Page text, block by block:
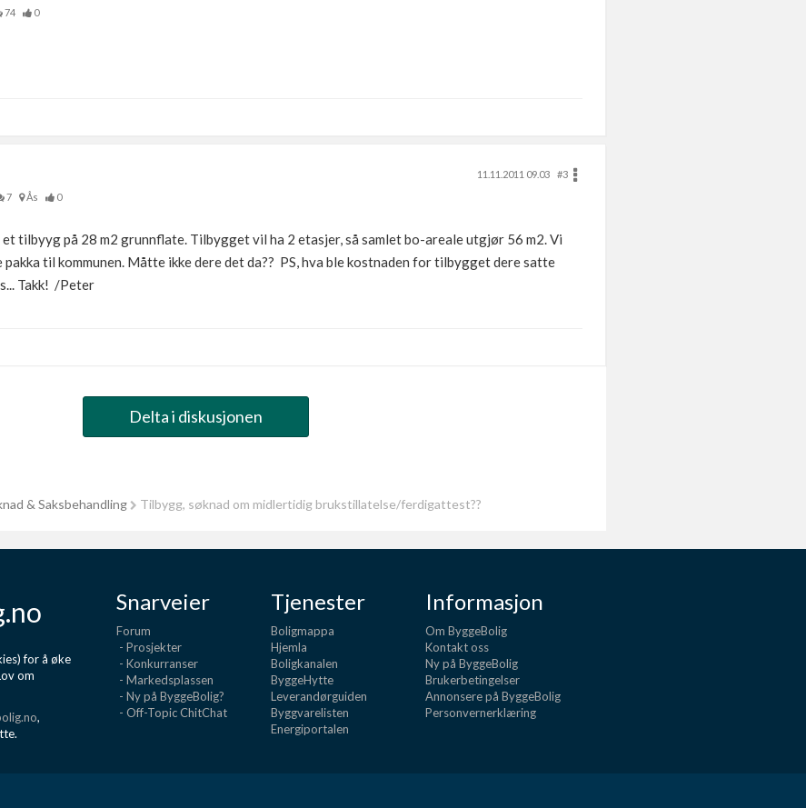
74 0
11.11.2011 09.03
#3
7 Ås 0
et tilbyyg på 28 m2 grunnflate. Tilbygget vil ha 2 etasjer, så samlet bo-areale utgjør 56 m2. Vi
pakka til kommunen. Måtte ikke dere det da?? PS, hva ble kostnaden for tilbygget dere satte
Takk! /Peter
Delta i diskusjonen
& Saksbehandling Tilbygg, søknad om midlertidig brukstillatelse/ferdigattest??
for å øke
om
,
Snarveier
Forum
- Prosjekter
- Konkurranser
- Markedsplassen
- Ny på ByggeBolig?
- Off-Topic ChitChat
Tjenester
Boligmappa
Hjemla
Boligkanalen
ByggeHytte
Leverandørguiden
Byggvarelisten
Energiportalen
Informasjon
Om ByggeBolig
Kontakt oss
Ny på ByggeBolig
Brukerbetingelser
Annonsere på ByggeBolig
Personvernerklæring